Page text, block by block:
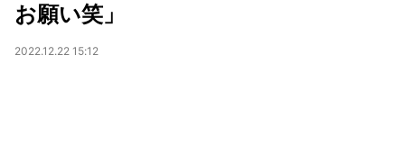
お願い笑」
2022.12.22 15:12